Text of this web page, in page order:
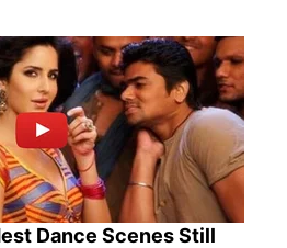
Dance Scenes Still